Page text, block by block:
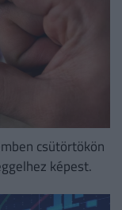
csütörtökön
képest.